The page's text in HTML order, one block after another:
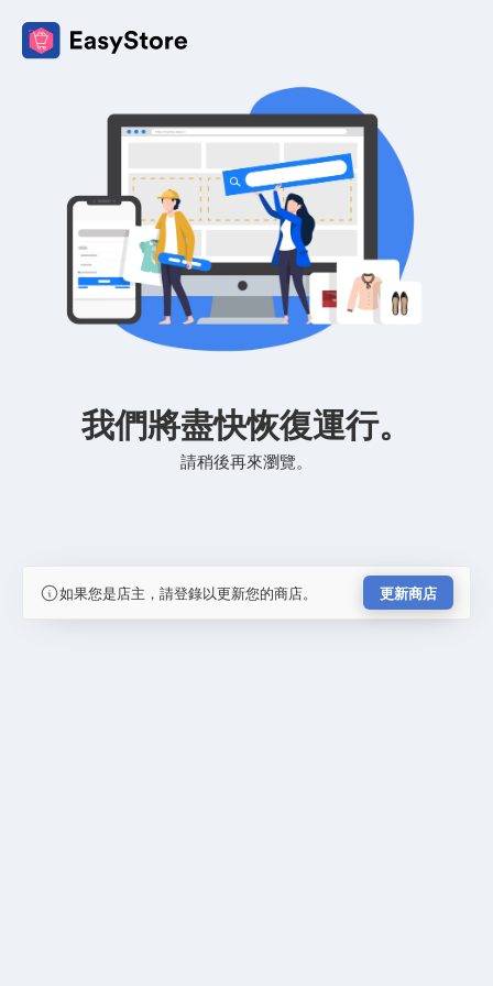
我們將盡快恢復運行。
請稍後再來瀏覽。
如果您是店主，請登錄以更新您的商店。 更新商店